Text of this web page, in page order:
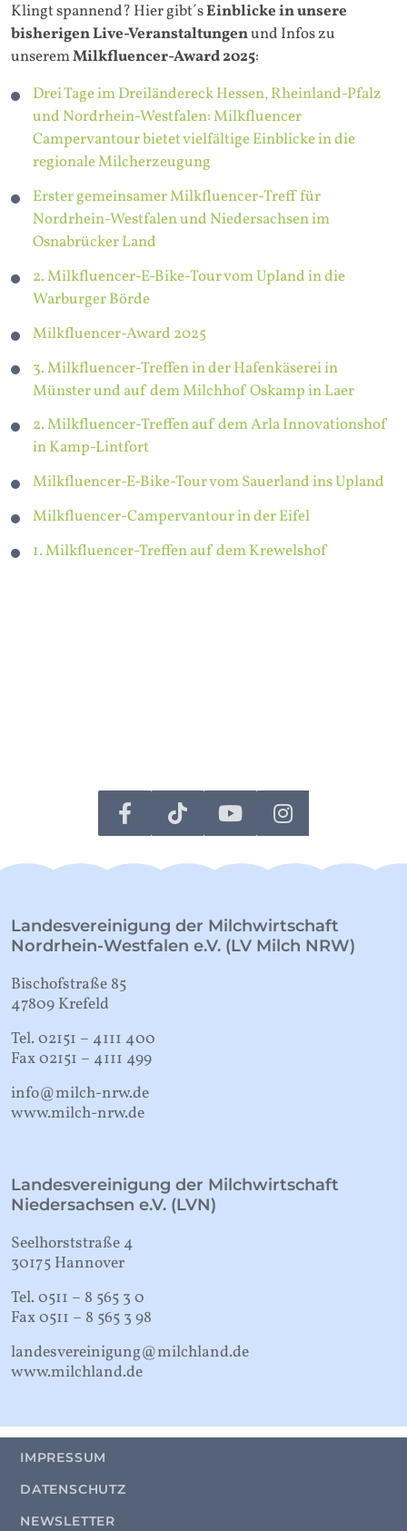
Klingt spannend? Hier gibt´sEinblicke in unsere
bisherigen Live-Veranstaltungenund Infos zu
unseremMilkfluencer-Award 2025:
Drei Tage im Dreiländereck Hessen, Rheinland-Pfalz
und Nordrhein-Westfalen: Milkfluencer
Campervantour bietet vielfältige Einblicke in die
regionale Milcherzeugung
Erster gemeinsamer Milkfluencer-Treff für
Nordrhein-Westfalen und Niedersachsen im
Osnabrücker Land
2. Milkfluencer-E-Bike-Tour vom Upland in die
Warburger Börde
Milkfluencer-Award 2025
3. Milkfluencer-Treffen in der Hafenkäserei in
Münster und auf dem Milchhof Oskamp in Laer
2. Milkfluencer-Treffen auf dem Arla Innovationshof
in Kamp-Lintfort
Milkfluencer-E-Bike-Tour vom Sauerland ins Upland
Milkfluencer-Campervantour in der Eifel
1. Milkfluencer-Treffen auf dem Krewelshof
Landesvereinigung der Milchwirtschaft
Nordrhein-Westfalen e.V. (LV Milch NRW)
Bischofstraße 85
47809 Krefeld
Tel. 02151 – 4111 400
Fax 02151 – 4111 499
info@milch-nrw.de
www.milch-nrw.de
Landesvereinigung der Milchwirtschaft
Niedersachsen e.V. (LVN)
Seelhorststraße 4
30175 Hannover
Tel. 0511 – 8 565 3 0
Fax 0511 – 8 565 3 98
landesvereinigung@milchland.de
www.milchland.de
IMPRESSUM
DATENSCHUTZ
NEWSLETTER